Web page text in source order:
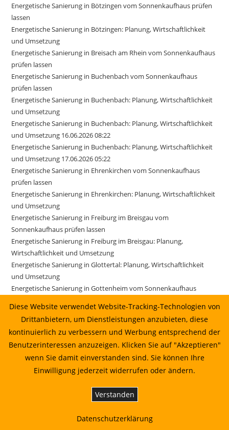
Energetische Sanierung in Bötzingen vom Sonnenkaufhaus prüfen
lassen
Energetische Sanierung in Bötzingen: Planung, Wirtschaftlichkeit
und Umsetzung
Energetische Sanierung in Breisach am Rhein vom Sonnenkaufhaus
prüfen lassen
Energetische Sanierung in Buchenbach vom Sonnenkaufhaus
prüfen lassen
Energetische Sanierung in Buchenbach: Planung, Wirtschaftlichkeit
und Umsetzung
Energetische Sanierung in Buchenbach: Planung, Wirtschaftlichkeit
und Umsetzung 16.06.2026 08:22
Energetische Sanierung in Buchenbach: Planung, Wirtschaftlichkeit
und Umsetzung 17.06.2026 05:22
Energetische Sanierung in Ehrenkirchen vom Sonnenkaufhaus
prüfen lassen
Energetische Sanierung in Ehrenkirchen: Planung, Wirtschaftlichkeit
und Umsetzung
Energetische Sanierung in Freiburg im Breisgau vom
Sonnenkaufhaus prüfen lassen
Energetische Sanierung in Freiburg im Breisgau: Planung,
Wirtschaftlichkeit und Umsetzung
Energetische Sanierung in Glottertal: Planung, Wirtschaftlichkeit
und Umsetzung
Energetische Sanierung in Gottenheim vom Sonnenkaufhaus
Energetische Sanierung in Gottenheim: Planung, Wirtschaftlichkeit
und Umsetzung
Energetische Sanierung in Gundelfingen vom Sonnenkaufhaus
prüfen lassen
Energetische Sanierung in Gundelfingen: Planung, Wirtschaftlichkeit
und Umsetzung
Sonnenkaufhaus prüfen lassen
Wirtschaftlichkeit und Umsetzung
Diese Website verwendet Website-Tracking-Technologien von
Drittanbietern, um Dienstleistungen anzubieten, diese
kontinuierlich zu verbessern und Werbung entsprechend der
Benutzerinteressen anzuzeigen. Klicken Sie auf "Akzeptieren"
wenn Sie damit einverstanden sind. Sie können Ihre
Einwilligung jederzeit widerrufen oder ändern.
Verstanden
Datenschutzerklärung